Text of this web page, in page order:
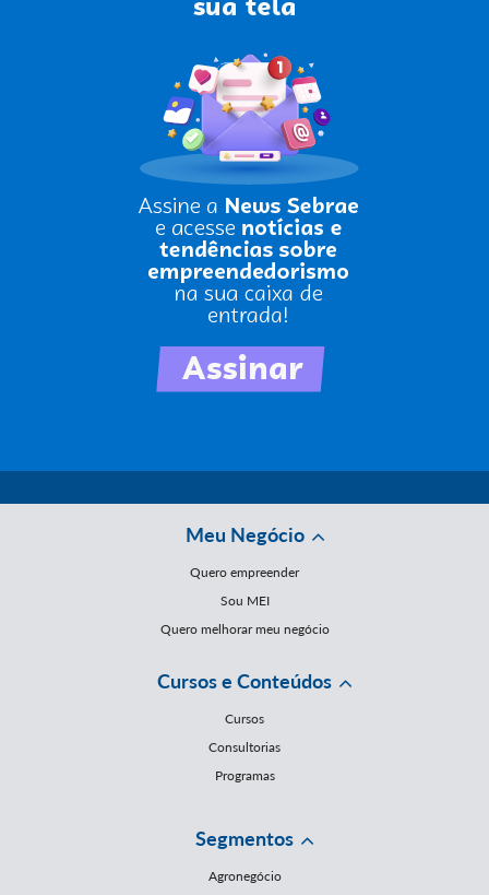
Meu Negócio
Quero empreender
Sou MEI
Quero melhorar meu negócio
Cursos e Conteúdos
Cursos
Consultorias
Programas
Segmentos
Agronegócio